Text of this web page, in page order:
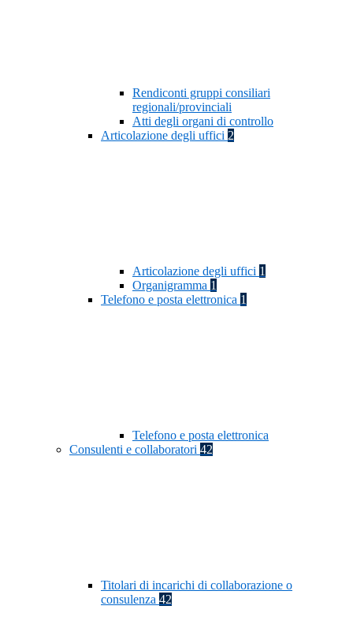
Rendiconti gruppi consiliari
regionali/provinciali
Atti degli organi di controllo
Articolazione degli uffici 2
Articolazione degli uffici 1
Organigramma 1
Telefono e posta elettronica 1
Telefono e posta elettronica
Consulenti e collaboratori 42
Titolari di incarichi di collaborazione o
consulenza 42